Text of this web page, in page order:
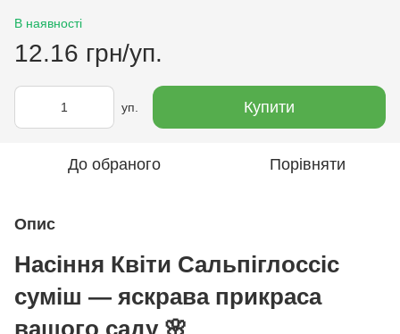
В наявності
12.16 грн/уп.
уп. Купити
До обраного Порівняти
Опис
Насіння Квіти Сальпіглоссіс
суміш — яскрава прикраса
вашого саду 🌸